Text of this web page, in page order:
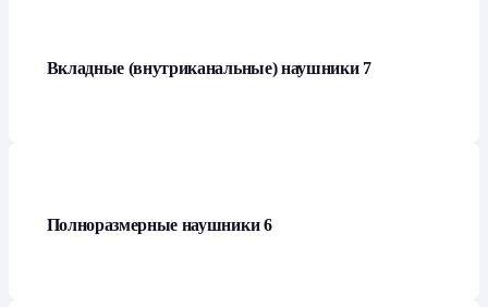
Вкладные (внутриканальные) наушники 7
Полноразмерные наушники6